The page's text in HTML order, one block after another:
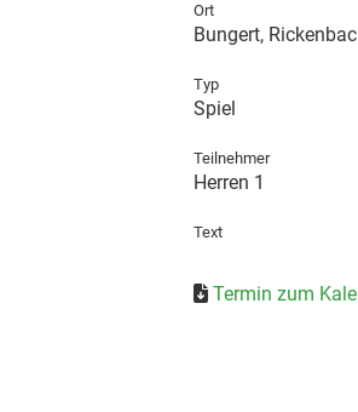
Ort
Bungert,
Typ
Spiel
Teilnehmer
Herren 1
Text
Termin zum